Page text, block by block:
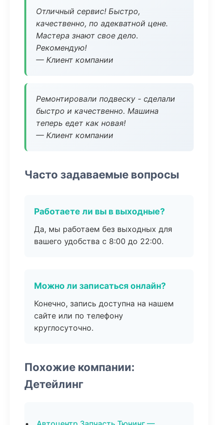
Отличный сервис! Быстро,
качественно, по адекватной цене.
Мастера знают свое дело.
Рекомендую!
— Клиент компании
Ремонтировали подвеску - сделали
быстро и качественно. Машина
теперь едет как новая!
— Клиент компании
Часто задаваемые вопросы
Работаете ли вы в выходные?
Да, мы работаем без выходных для
вашего удобства с 8:00 до 22:00.
Можно ли записаться онлайн?
Конечно, запись доступна на нашем
сайте или по телефону
круглосуточно.
Похожие компании:
Детейлинг